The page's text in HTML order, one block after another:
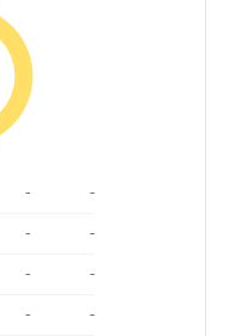
-
-
-
-
-
-
-
-